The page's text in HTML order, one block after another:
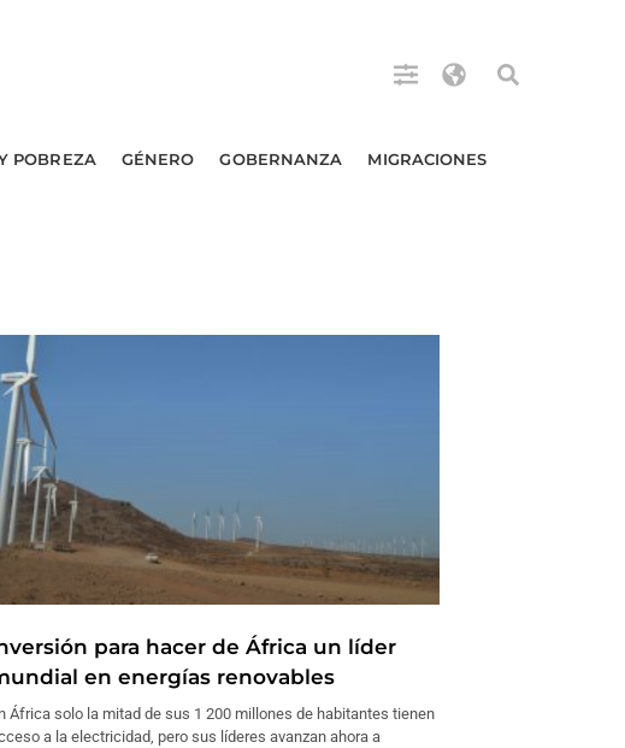
POBREZA GÉNERO GOBERNANZA MIGRACIONES
para hacer de África un líder
en energías renovables
África solo la mitad de sus 1 200 millones de habitantes tienen
a la electricidad, pero sus líderes avanzan ahora a